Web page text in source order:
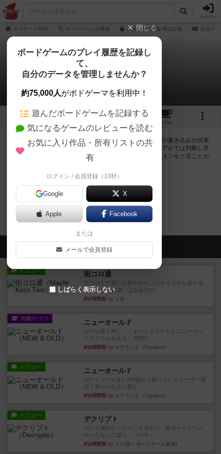
ログイン
ボドゲーマTOP ボードゲームの検索 スポッツの通販/商品詳細 作品デー
スポッツ
0件の掲示板
9 7
カフェ
ログインするとスポッツに関する掲示板の作成やコメントの書き込みが出来
るようになります。ルールの疑問やエラッタ情報、マニュアルでは判断し辛
い曖昧な表記等について会員同士で自由にコミュニケーションをとることが
ログイン/無料会員登録
スポッツのトップに戻る
会員の新しい投稿
レビュー 街コロ通
街コロとの違いは初めから二つサイコロを振れる
など、少しの違いはあるけれ...
約2時間前 by くみ
戦略やコツ ニューオールド
ゲーム終了時に、「オールドカードとニューカー
ドのどちらもある」 状態に...
約3時間前 by オグランド（Oguland）
レビュー ニューオールド
ボードゲームを1,000個以上持っているユーザー視
点で良かった点と悪か...
約3時間前 by オグランド（Oguland）
レビュー デクリプト
プレイ感がしっかりしてるから、超ボードゲーム
やったなって感じ。パーティ...
約4時間前 by ヒロ(新！ボードゲーム家族)
閉じる
ボードゲームのプレイ履歴を記録し
て、
自分のデータを管理しませんか？
約75,000人がボドゲーマを利用中！
遊んだボードゲームを記録する
気になるゲームのレビューを読む
お気に入り作品・所有リストの共
有
ログイン / 会員登録（10秒）
Google X
Apple Facebook
または
メールで会員登録
しばらく表示しない